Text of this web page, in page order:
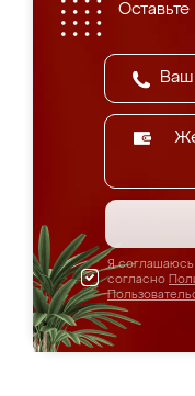
Оставьте
Я соглашаюсь
согласно